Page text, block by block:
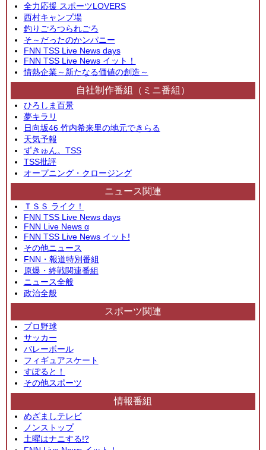
全力応援 スポーツLOVERS
西村キャンプ場
釣りごろつられごろ
そ～だったのかンパニー
FNN TSS Live News days
FNN TSS Live News イット！
情熱企業～新たなる価値の創造～
自社制作番組（ミニ番組）
ひろしま百景
夢キラリ
日向坂46 竹内希来里の地元できらる
天気予報
ずきゅん。TSS
TSS批評
オープニング・クロージング
ニュース関連
ＴＳＳ ライク！
FNN TSS Live News days
FNN Live News α
FNN TSS Live News イット!
その他ニュース
FNN・報道特別番組
原爆・終戦関連番組
ニュース全般
政治全般
スポーツ関連
プロ野球
サッカー
バレーボール
フィギュアスケート
すぽると！
その他スポーツ
情報番組
めざましテレビ
ノンストップ
土曜はナニする!?